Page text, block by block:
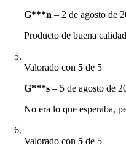
G***n– 2 de agosto de
Producto de buena
Valorado con5 de 5
G***s– 5 de agosto de
No era lo que esperaba,
Valorado con5 de 5